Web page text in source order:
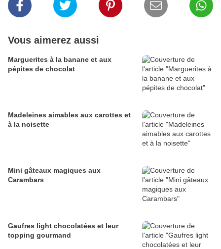
Vous aimerez aussi
Marguerites à la banane et aux
pépites de chocolat
Madeleines aimables aux carottes et
à la noisette
Mini gâteaux magiques aux
Carambars
Gaufres light chocolatées et leur
topping gourmand